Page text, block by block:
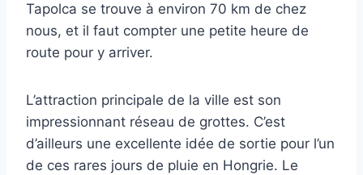
Tapolca se trouve à environ 70 km de chez
nous, et il faut compter une petite heure de
route pour y arriver.
L’attraction principale de la ville est son
impressionnant réseau de grottes. C’est
d’ailleurs une excellente idée de sortie pour l’un
de ces rares jours de pluie en Hongrie. Le